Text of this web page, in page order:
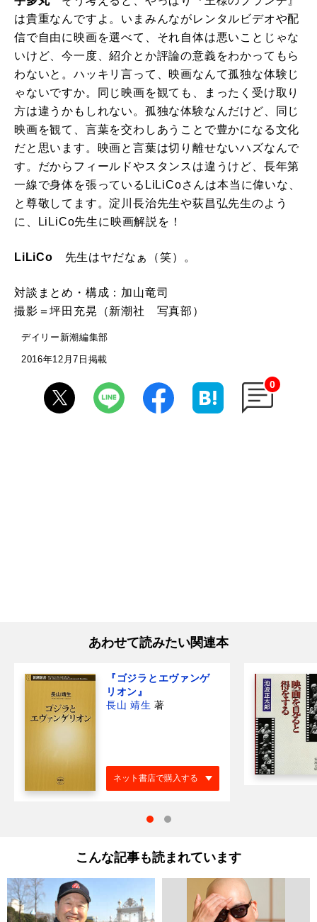
は貴重なんですよ。いまみんながレンタルビデオや配
信で自由に映画を選べて、それ自体は悪いことじゃな
いけど、今一度、紹介とか評論の意義をわかってもら
わないと。ハッキリ言って、映画なんて孤独な体験じ
ゃないですか。同じ映画を観ても、まったく受け取り
方は違うかもしれない。孤独な体験なんだけど、同じ
映画を観て、言葉を交わしあうことで豊かになる文化
だと思います。映画と言葉は切り離せないハズなんで
す。だからフィールドやスタンスは違うけど、長年第
一線で身体を張っているLiLiCoさんは本当に偉いな、
と尊敬してます。淀川長治先生や荻昌弘先生のよう
に、LiLiCo先生に映画解説を！
LiLiCo 先生はヤだなぁ（笑）。
対談まとめ・構成：加山竜司
撮影＝坪田充晃（新潮社 写真部）
デイリー新潮編集部
2016年12月7日掲載
0
あわせて読みたい関連本
『ゴジラとエヴァンゲ
リオン』
長山 靖生 著
ネット書店で購入する
こんな記事も読まれています